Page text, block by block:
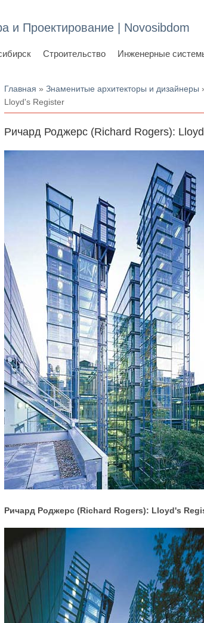
и Проектирование | Novosibdom
Строительство Инженерные
Вы здесь
Главная »Знаменитые архитекторы и дизайнеры
Lloyd's Register
Ричард Роджерс (Richard Rogers):
Ричард Роджерс (Richard Rogers): Lloyd's